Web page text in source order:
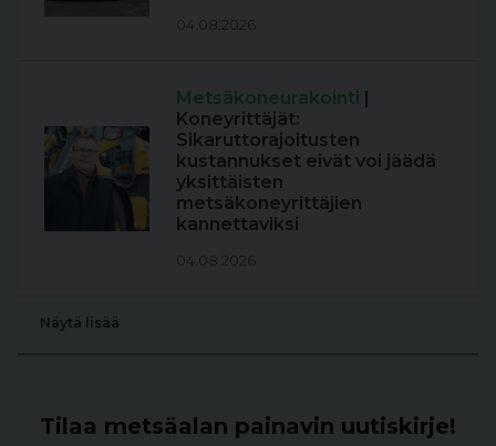
04.08.2026
Metsäkoneurakointi |
Koneyrittäjät:
Sikaruttorajoitusten
kustannukset eivät voi jäädä
yksittäisten
metsäkoneyrittäjien
kannettaviksi
04.08.2026
Näytä lisää
Tilaa metsäalan painavin uutiskirje!